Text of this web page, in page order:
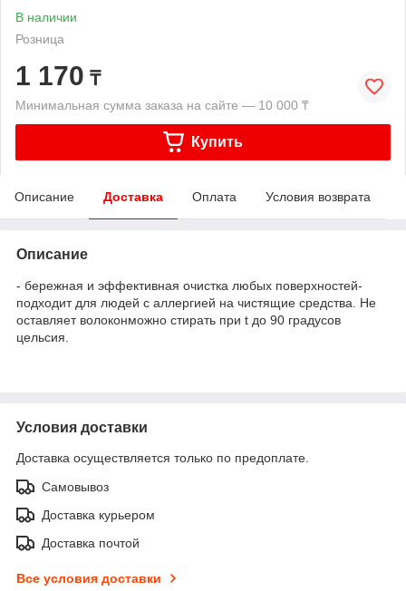
В наличии
Розница
1 170 ₸
Минимальная сумма заказа на сайте — 10 000 ₸
Купить
Описание Доставка Оплата Условия возврата
Описание
- бережная и эффективная очистка любых поверхностей-
подходит для людей с аллергией на чистящие средства. Не
оставляет волоконможно стирать при t до 90 градусов
цельсия.
Условия доставки
Доставка осуществляется только по предоплате.
Самовывоз
Доставка курьером
Доставка почтой
Все условия доставки